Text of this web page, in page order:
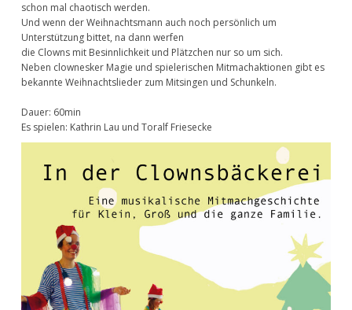
schon mal chaotisch werden.
Und wenn der Weihnachtsmann auch noch persönlich um
Unterstützung bittet, na dann werfen
die Clowns mit Besinnlichkeit und Plätzchen nur so um sich.
Neben clownesker Magie und spielerischen Mitmachaktionen gibt es
bekannte Weihnachtslieder zum Mitsingen und Schunkeln.
Dauer: 60min
Es spielen: Kathrin Lau und Toralf Friesecke